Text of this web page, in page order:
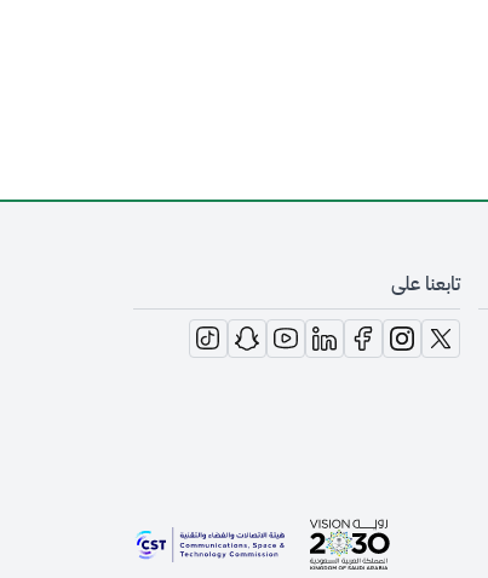
تابعنا على
opens in new window
opens in new window
opens in new window
opens in new window
opens in new window
opens in new window
opens in new window
opens in new window